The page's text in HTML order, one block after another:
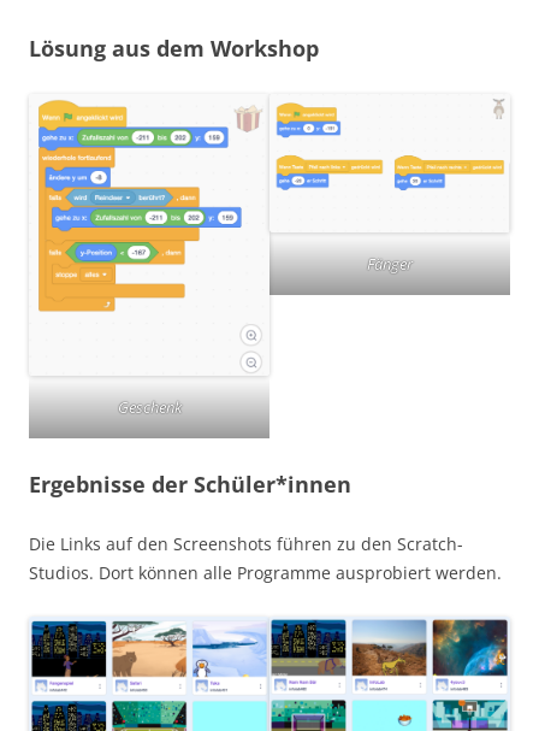
Lösung aus dem Workshop
Geschenk
Fänger
Ergebnisse der Schüler*innen
Die Links auf den Screenshots führen zu den Scratch-
Studios. Dort können alle Programme ausprobiert werden.